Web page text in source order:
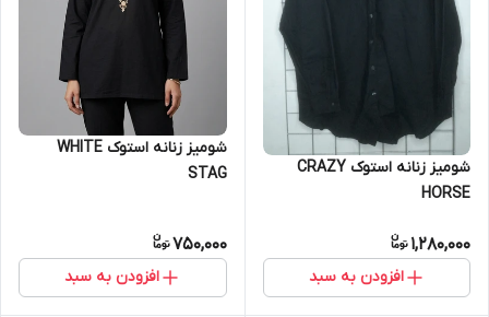
شومیز زنانه استوک CRAZY
HORSE
1,280,000
افزودن به سبد
شومیز زنانه استوک WHITE
STAG
750,000
افزودن به سبد